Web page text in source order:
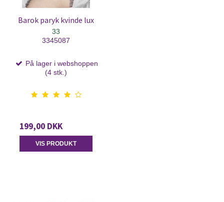
Barok paryk kvinde lux
33
3345087
På lager i webshoppen
(4 stk.)
199,00 DKK
VIS PRODUKT